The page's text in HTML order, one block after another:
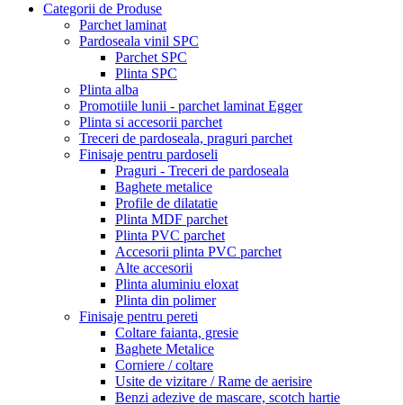
Categorii de Produse
Parchet laminat
Pardoseala vinil SPC
Parchet SPC
Plinta SPC
Plinta alba
Promotiile lunii - parchet laminat Egger
Plinta si accesorii parchet
Treceri de pardoseala, praguri parchet
Finisaje pentru pardoseli
Praguri - Treceri de pardoseala
Baghete metalice
Profile de dilatatie
Plinta MDF parchet
Plinta PVC parchet
Accesorii plinta PVC parchet
Alte accesorii
Plinta aluminiu eloxat
Plinta din polimer
Finisaje pentru pereti
Coltare faianta, gresie
Baghete Metalice
Corniere / coltare
Usite de vizitare / Rame de aerisire
Benzi adezive de mascare, scotch hartie